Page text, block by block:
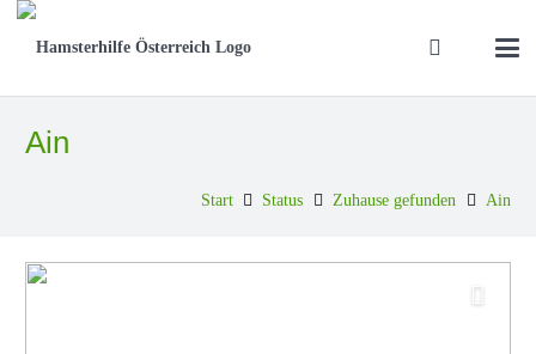
Ain
Start Status Zuhause gefunden Ain